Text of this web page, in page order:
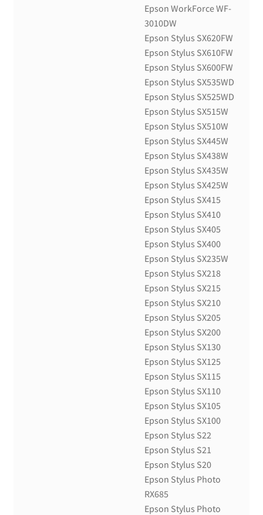
Epson WorkForce WF-
3010DW
Epson Stylus SX620FW
Epson Stylus SX610FW
Epson Stylus SX600FW
Epson Stylus SX535WD
Epson Stylus SX525WD
Epson Stylus SX515W
Epson Stylus SX510W
Epson Stylus SX445W
Epson Stylus SX438W
Epson Stylus SX435W
Epson Stylus SX425W
Epson Stylus SX415
Epson Stylus SX410
Epson Stylus SX405
Epson Stylus SX400
Epson Stylus SX235W
Epson Stylus SX218
Epson Stylus SX215
Epson Stylus SX210
Epson Stylus SX205
Epson Stylus SX200
Epson Stylus SX130
Epson Stylus SX125
Epson Stylus SX115
Epson Stylus SX110
Epson Stylus SX105
Epson Stylus SX100
Epson Stylus S22
Epson Stylus S21
Epson Stylus S20
Epson Stylus Photo
RX685
Epson Stylus Photo